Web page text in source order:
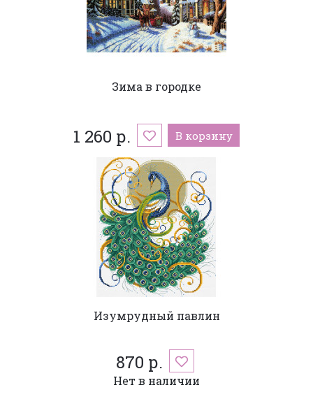
Зима в городке
1 260 р. В корзину
Изумрудный павлин
870 р.
Нет в наличии